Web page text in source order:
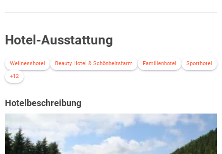
Hotel-Ausstattung
Wellnesshotel Beauty Hotel & Schönheitsfarm Familienhotel
Sporthotel
+12
Hotelbeschreibung